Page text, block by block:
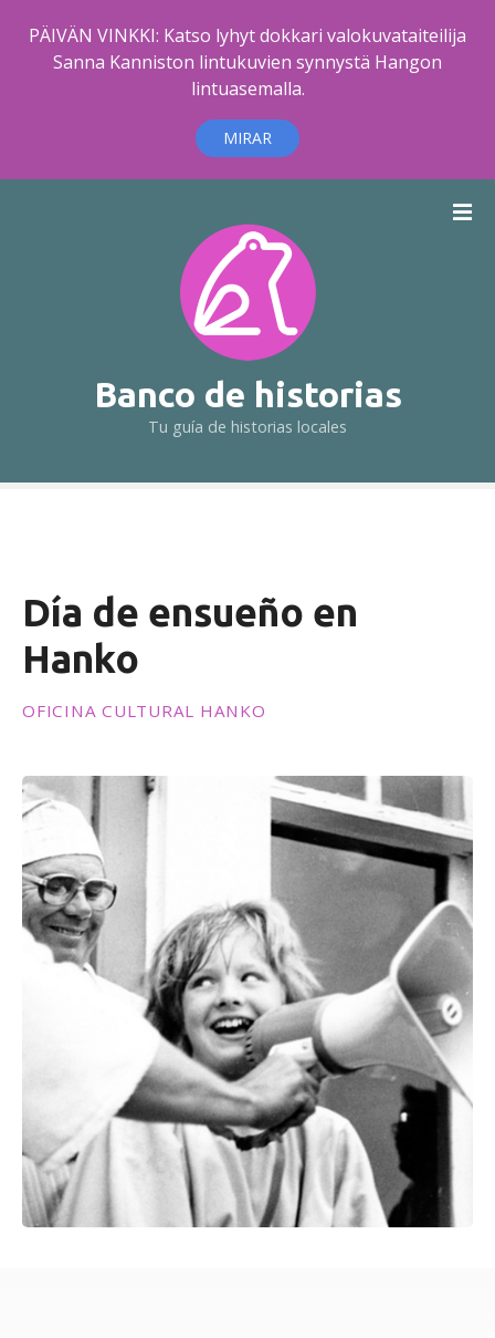
PÄIVÄN VINKKI: Katso lyhyt dokkari valokuvataiteilija
Sanna Kanniston lintukuvien synnystä Hangon
lintuasemalla.
MIRAR
t
Banco de historias
Tu guía de historias locales
Día de ensueño en
Hanko
OFICINA CULTURAL HANKO